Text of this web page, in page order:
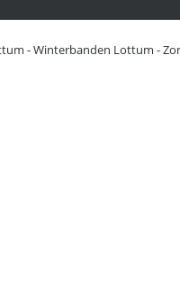
-Winterbanden Lottum -